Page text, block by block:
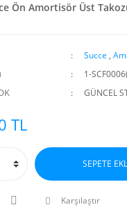
Ön Amortisör Üst
Succe ,
1-
GÜNCEL
TL
SEPETE
Karşılaştır